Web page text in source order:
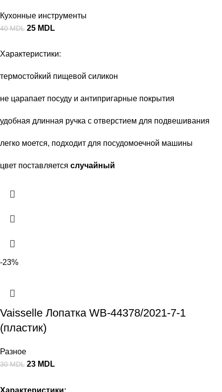
Кухонные инструменты
40MDL 25 MDL
Характеристики:
термостойкий пищевой силикон
не царапает посуду и антипригарные покрытия
удобная длинная ручка с отверстием для подвешивания
легко моется, подходит для посудомоечной машины
цвет поставляется случайный
-23%
Vaisselle Лопатка WB-44378/2021-7-1
(пластик)
Разное
30MDL 23 MDL
Характеристики: